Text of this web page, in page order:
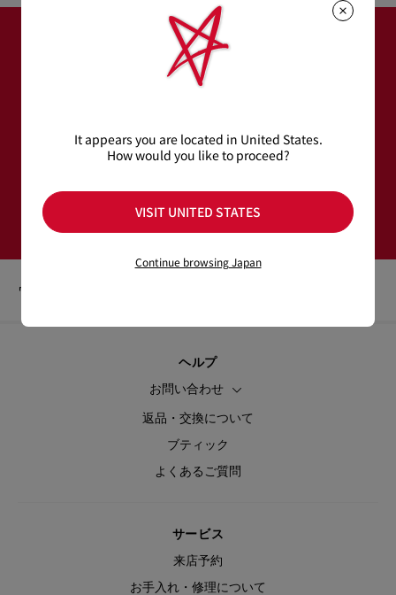
ニュースレター登録
ウィメンズ
ヘルプ
お問い合わせ
返品・交換について
ブティック
よくあるご質問
サービス
来店予約
お手入れ・修理について
It appears you are located in United States.
How would you like to proceed?
VISIT UNITED STATES
Continue browsing Japan